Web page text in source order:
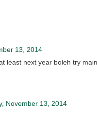
13, 2014
least next year boleh try
November 13, 2014